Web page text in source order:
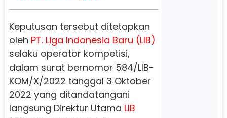
Keputusan tersebut ditetapkan
oleh PT. Liga Indonesia Baru (LIB)
selaku operator kompetisi,
dalam surat bernomor 584/LIB-
KOM/X/2022 tanggal 3 Oktober
2022 yang ditandatangani
langsung Direktur Utama LIB